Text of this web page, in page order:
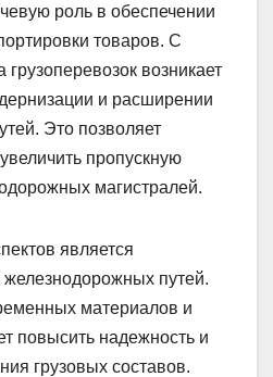
роль в обеспечении
товаров. С
возникает
и расширении
Это позволяет
пропускную
магистралей.
является
путей.
материалов и
повысить надежность и
грузовых составов.